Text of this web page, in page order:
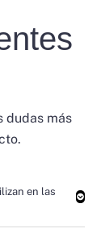
dudas más
en las